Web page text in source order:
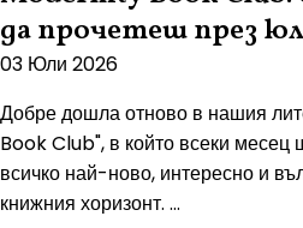
да прочетеш през
03 Юли 2026
Добре дошла отново в нашия
Book Club", в който всеки
всичко най-ново, интересно и
книжния хоризонт. ...